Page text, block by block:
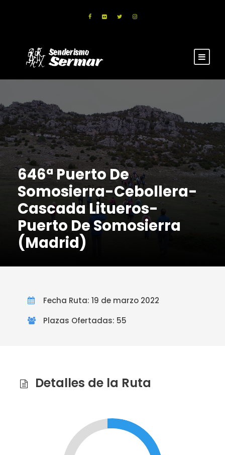
646ª Puerto De
Somosierra-Cebollera-
Cascada Litueros-
Puerto De Somosierra
(Madrid)
Fecha Ruta: 19 de marzo 2022
Plazas Ofertadas: 55
Detalles de la Ruta